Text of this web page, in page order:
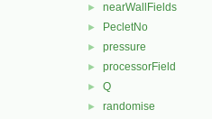
► nearWallFields
► PecletNo
► pressure
► processorField
► Q
► randomise